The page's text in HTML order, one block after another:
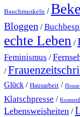
Bauchmuskeln /
Bloggen /
echte Leben /
Feminismus /
/
Glück / Hausarbeit /
Klatschpresse /
Lebensweisheiten /